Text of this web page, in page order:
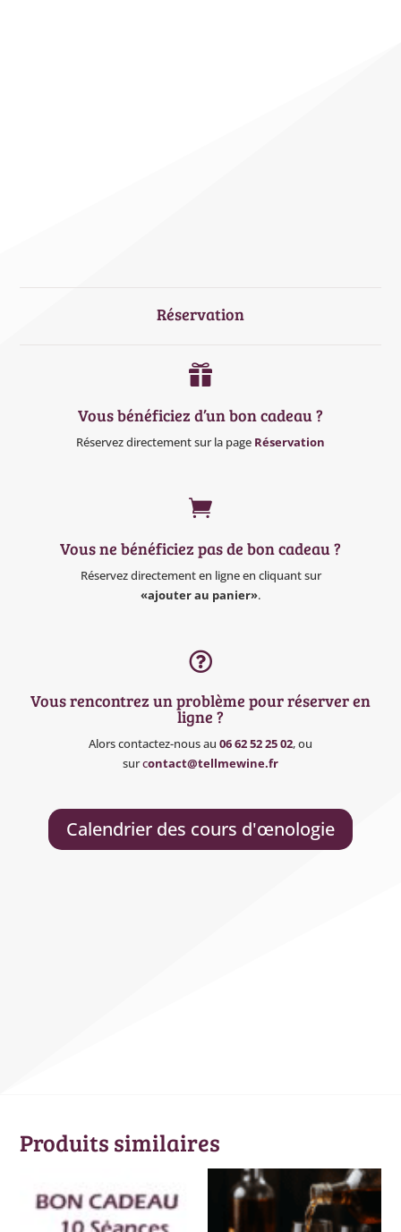
Réservation

Vous bénéficiez d’un bon cadeau ?
Réservez directement sur la page Réservation

Vous ne bénéficiez pas de bon cadeau ?
Réservez directement en ligne en cliquant sur
«ajouter au panier».

Vous rencontrez un problème pour réserver en
ligne ?
Alors contactez-nous au 06 62 52 25 02, ou
surcontact@tellmewine.fr
Calendrier des cours d'œnologie
Produits similaires